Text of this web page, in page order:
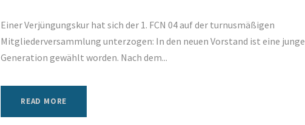
Einer Verjüngungskur hat sich der 1. FCN 04 auf der turnusmäßigen
Mitgliederversammlung unterzogen: In den neuen Vorstand ist eine junge
Generation gewählt worden. Nach dem...
READ MORE